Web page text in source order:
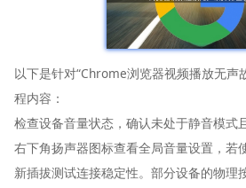
以下是针对“Chrome浏览器视频播放无声
程内容：
检查设备音量状态，确认未处于静音模式
右下角扬声器图标查看全局音量设置，若
新插拔测试连接稳定性。部分设备的物理